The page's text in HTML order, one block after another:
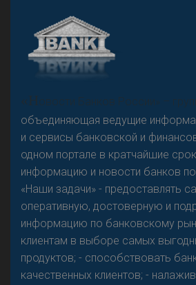
Резкого разворота на рынке
предвидится -
«Н
овости Банков России» –
объединяющая ведущие
и сервисы банковской и
одном портале в кратчайшие
информацию и новости банков
«Наши задачи» - предоставлять
оперативную, достоверную и
информацию по банковскому
клиентам в выборе самых
продуктов; - способствовать
качественных клиентов; -